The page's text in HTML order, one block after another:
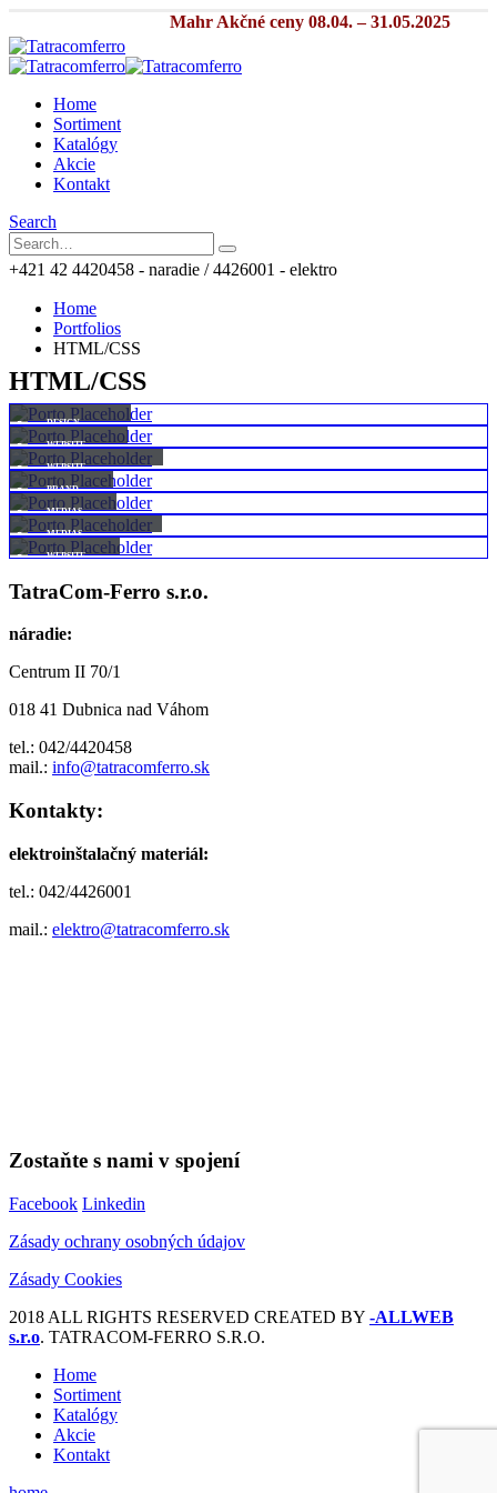
Mahr Akčné ceny 08.04. – 31.05.2025
Home
Sortiment
Katalógy
Akcie
Kontakt
Search
+421 42 4420458 - naradie / 4426001 - elektro
Home
Portfolios
HTML/CSS
HTML/CSS
Small Slider
DESIGN
Wide Slider
WEBSITE
Full Width Slider
WEBSITE
Gallery
BRAND
Medias
MEDIAS
Full Width Video
MEDIAS
Extended
WEBSITE
TatraCom-Ferro s.r.o.
náradie:
Centrum II 70/1
018 41 Dubnica nad Váhom
tel.: 042/4420458
mail.: info@tatracomferro.sk
Kontakty:
elektroinštalačný materiál:
tel.: 042/4426001
mail.: elektro@tatracomferro.sk
Zostaňte s nami v spojení
Facebook Linkedin
Zásady ochrany osobných údajov
Zásady Cookies
2018 ALL RIGHTS RESERVED CREATED BY -ALLWEB
s.r.o. TATRACOM-FERRO S.R.O.
Home
Sortiment
Katalógy
Akcie
Kontakt